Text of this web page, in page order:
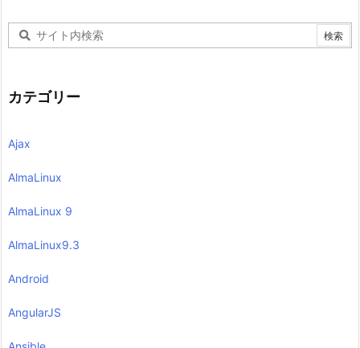
カテゴリー
Ajax
AlmaLinux
AlmaLinux 9
AlmaLinux9.3
Android
AngularJS